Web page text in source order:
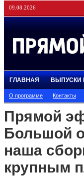
09.08.2026
ГЛАВНАЯ ВЫПУСКИ
О программе Контакты
Прямой
Большой
наша
крупным